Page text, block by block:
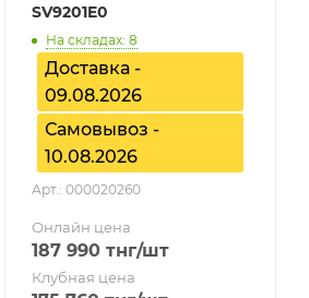
SV9201E0
На складах: 8
Доставка -
09.08.2026
Самовывоз -
10.08.2026
Арт.: 000020260
Онлайн цена
187 990тнг/шт
Клубная цена